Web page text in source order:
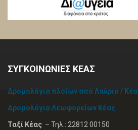
ΣΥΓΚΟΙΝΩΝΙΕΣ ΚΕΑΣ
Δρομολόγια πλοίων από Λαύριο / Κέα
Δρομολόγια Λεωφορείων Κέας
Ταξί Κέας – Τηλ.: 22812 00150